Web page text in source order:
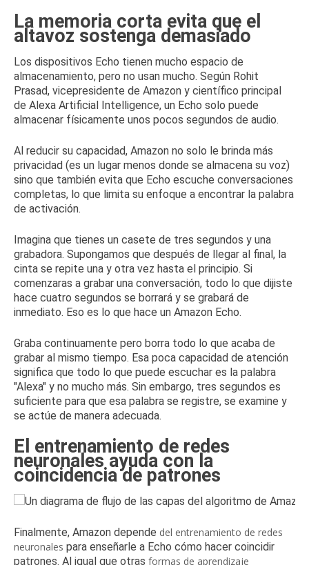
La memoria corta evita que el
altavoz sostenga demasiado
Los dispositivos Echo tienen mucho espacio de
almacenamiento, pero no usan mucho. Según Rohit
Prasad, vicepresidente de Amazon y científico principal
de Alexa Artificial Intelligence, un Echo solo puede
almacenar físicamente unos pocos segundos de audio.
Al reducir su capacidad, Amazon no solo le brinda más
privacidad (es un lugar menos donde se almacena su voz)
sino que también evita que Echo escuche conversaciones
completas, lo que limita su enfoque a encontrar la palabra
de activación.
Imagina que tienes un casete de tres segundos y una
grabadora. Supongamos que después de llegar al final, la
cinta se repite una y otra vez hasta el principio. Si
comenzaras a grabar una conversación, todo lo que dijiste
hace cuatro segundos se borrará y se grabará de
inmediato. Eso es lo que hace un Amazon Echo.
Graba continuamente pero borra todo lo que acaba de
grabar al mismo tiempo. Esa poca capacidad de atención
significa que todo lo que puede escuchar es la palabra
"Alexa" y no mucho más. Sin embargo, tres segundos es
suficiente para que esa palabra se registre, se examine y
se actúe de manera adecuada.
El entrenamiento de redes
neuronales ayuda con la
coincidencia de patrones
Finalmente, Amazon depende del entrenamiento de redes
neuronales para enseñarle a Echo cómo hacer coincidir
patrones. Al igual que otras formas de aprendizaje